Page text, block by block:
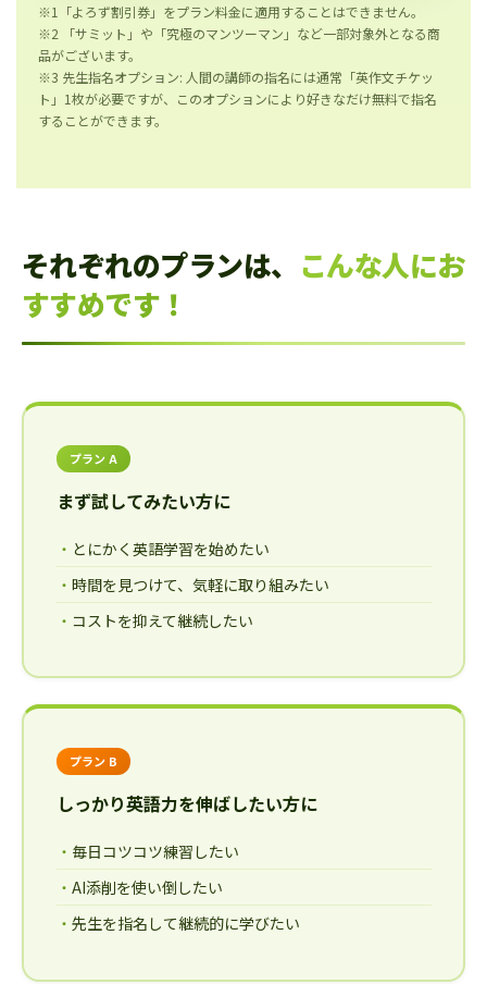
※1「よろず割引券」をプラン料金に適用することはできません。
※2 「サミット」や「究極のマンツーマン」など一部対象外となる商
品がございます。
※3 先生指名オプション: 人間の講師の指名には通常「英作文チケッ
ト」1枚が必要ですが、このオプションにより好きなだけ無料で指名
することができます。
それぞれのプランは、 こんな人にお
すすめです！
プラン A
まず試してみたい方に
とにかく英語学習を始めたい
時間を見つけて、気軽に取り組みたい
コストを抑えて継続したい
プラン B
しっかり英語力を伸ばしたい方に
毎日コツコツ練習したい
AI添削を使い倒したい
先生を指名して継続的に学びたい